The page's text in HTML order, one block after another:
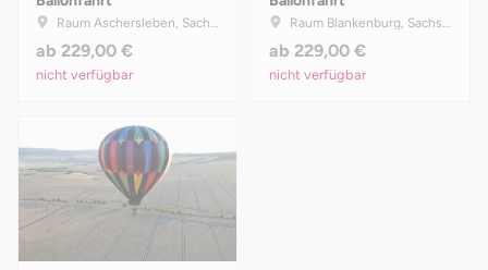
Raum Aschersleben, Sachsen-Anhalt
ab 229,00 €
nicht verfügbar
Raum Blankenburg, Sachsen-Anhalt
ab 229,00 €
nicht verfügbar